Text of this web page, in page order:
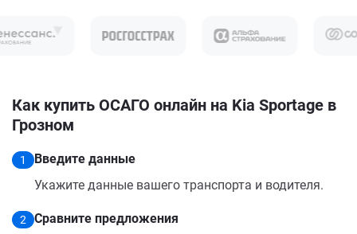
Как купить ОСАГО онлайн на Kia Sportage в
Грозном
1
Введите данные
Укажите данные вашего транспорта и водителя.
2
Сравните предложения